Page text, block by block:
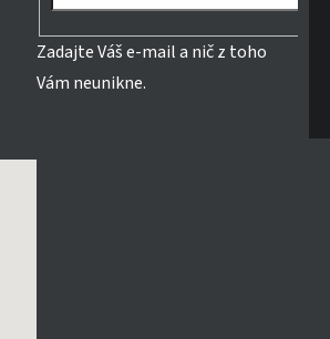
Zadajte Váš e-mail a nič z toho
Vám neunikne.